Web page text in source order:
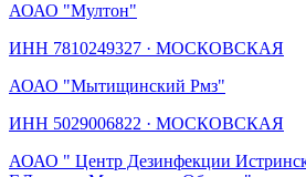
АОАО "Мултон"
ИНН 7810249327 · МОСКОВСКАЯ
АОАО "Мытищинский Рмз"
ИНН 5029006822 · МОСКОВСКАЯ
АОАО " Центр Дезинфекции